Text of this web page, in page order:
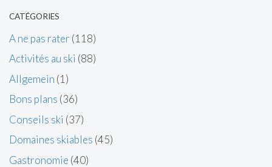
CATÉGORIES
A ne pas rater (118)
Activités au ski (88)
Allgemein (1)
Bons plans (36)
Conseils ski (37)
Domaines skiables (45)
Gastronomie (40)